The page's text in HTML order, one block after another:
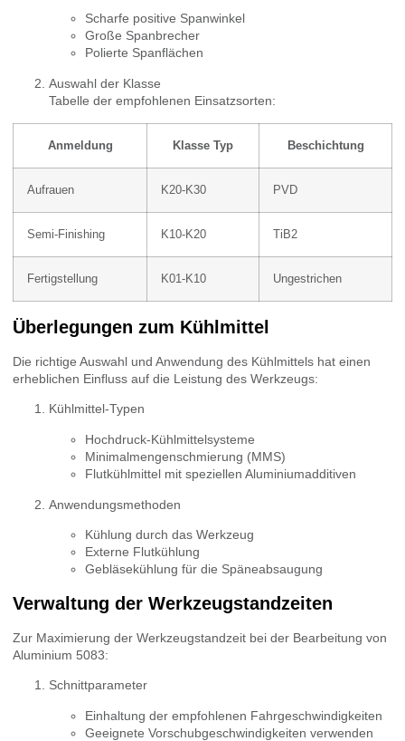
Scharfe positive Spanwinkel
Große Spanbrecher
Polierte Spanflächen
Auswahl der Klasse
Tabelle der empfohlenen Einsatzsorten:
Anmeldung Klasse Typ Beschichtung
Aufrauen K20-K30 PVD
Semi-Finishing K10-K20 TiB2
Fertigstellung K01-K10 Ungestrichen
Überlegungen zum Kühlmittel
Die richtige Auswahl und Anwendung des Kühlmittels hat einen
erheblichen Einfluss auf die Leistung des Werkzeugs:
Kühlmittel-Typen
Hochdruck-Kühlmittelsysteme
Minimalmengenschmierung (MMS)
Flutkühlmittel mit speziellen Aluminiumadditiven
Anwendungsmethoden
Kühlung durch das Werkzeug
Externe Flutkühlung
Gebläsekühlung für die Späneabsaugung
Verwaltung der Werkzeugstandzeiten
Zur Maximierung der Werkzeugstandzeit bei der Bearbeitung von
Aluminium 5083:
Schnittparameter
Einhaltung der empfohlenen Fahrgeschwindigkeiten
Geeignete Vorschubgeschwindigkeiten verwenden